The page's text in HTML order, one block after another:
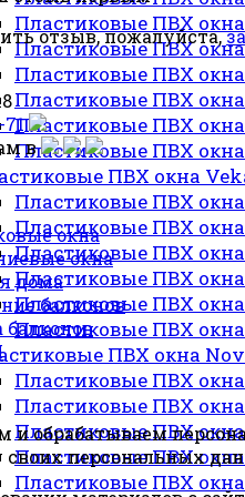
Пластиковые ПВХ
Пластиковые ПВХ
Пластиковые ПВХ
Пластиковые ПВХ
Пластиковые ПВХ окна
Пластиковые ПВХ
ПВХ окна
Пластиковые ПВХ
Пластиковые ПВХ
Пластиковые ПВХ
Пластиковые ПВХ
Пластиковые ПВХ
Пластиковые ПВХ
ПВХ окна
Пластиковые ПВХ
Пластиковые ПВХ
Пластиковые ПВХ
Пластиковые ПВХ
Пластиковые ПВХ
отзыв, пожалуйста,
71
в
окна
окна
дома
балконов
балконов
обрабатываем
своих персональных